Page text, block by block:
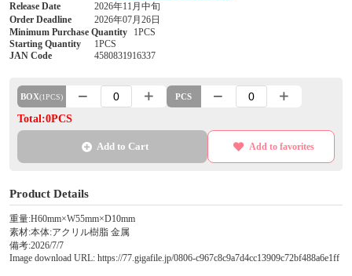
Release Date
2026年11月中旬
Order Deadline
2026年07月26日
Minimum Purchase Quantity
1PCS
Starting Quantity
1PCS
JAN Code
4580831916337
BOX(1PCS) PCS
Total:0PCS
Add to Cart Add to favorites
Product Details
重量:H60mm×W55mm×D10mm
素材:本体:アクリル樹脂 金属
備考:2026/7/7
Image download URL: https://77.gigafile.jp/0806-c967c8c9a7d4cc13909c72bf488a6e1ff